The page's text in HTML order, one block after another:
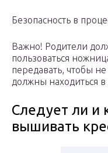
Безопасность в
Важно! Родители
пользоваться
передавать, чтобы
должны находиться
Следует ли и
вышивать